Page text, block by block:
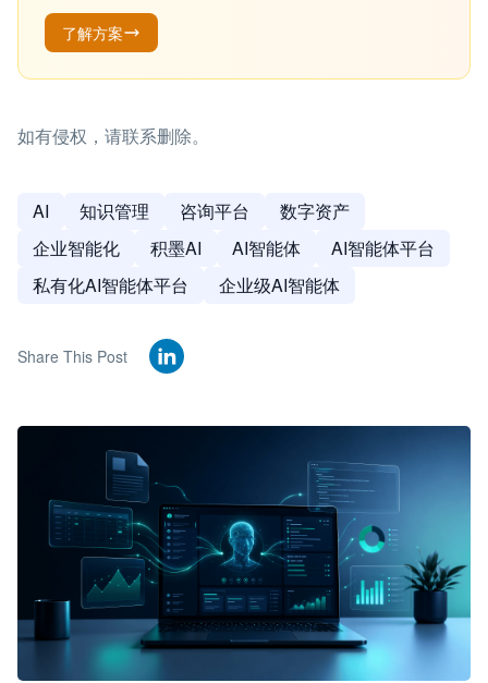
了解方案
如有侵权，请联系删除。
AI 知识管理 咨询平台
数字资产
企业智能化
积墨AI AI智能体
AI智能体平台
私有化AI智能体平台
企业级AI智能体
Share This Post